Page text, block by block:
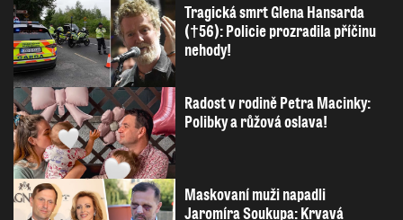
Tragická smrt Glena Hansarda
(†56): Policie prozradila příčinu
nehody!
Radost v rodině Petra Macinky:
Polibky a růžová oslava!
Maskovaní muži napadli
Jaromíra Soukupa: Krvavá